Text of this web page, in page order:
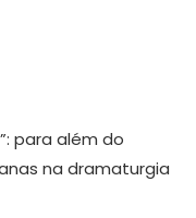
para além do
na dramaturgia